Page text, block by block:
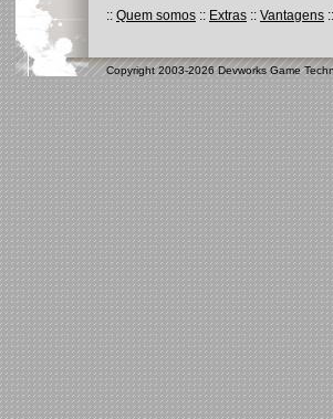
:: Quem somos :: Extras :: Vantagens ::
Copyright 2003-2026 Devworks Game